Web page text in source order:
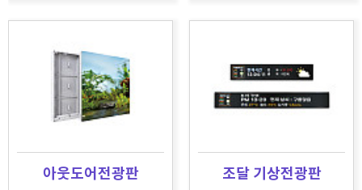
아웃도어전광판 조달 기상전광판